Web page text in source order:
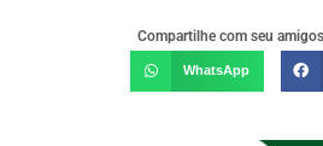
Compartilhe com seu
WhatsApp